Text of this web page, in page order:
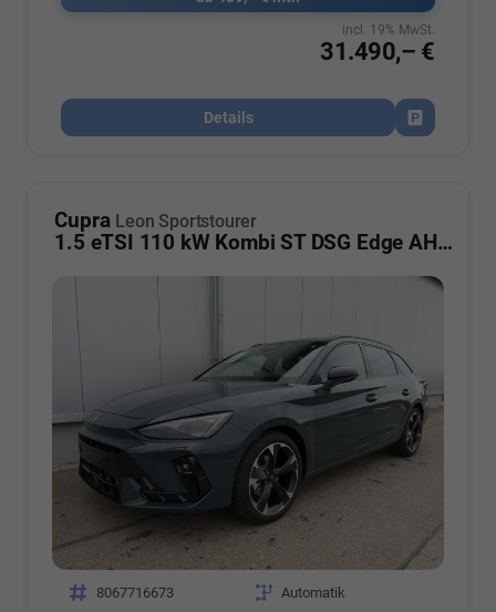
31.490,– €
incl. 19% MwSt.
Details
Fahrzeug
Cupra Leon Sportstourer
1.5 eTSI 110 kW Kombi ST DSG Edge AHK ACC LED
Fahrzeugnr. 8067716673 Getriebe Automatik